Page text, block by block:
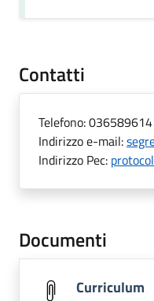
Contatti
Telefono:
Indirizzo e-mail:
Indirizzo Pec:
Documenti
Curriculum